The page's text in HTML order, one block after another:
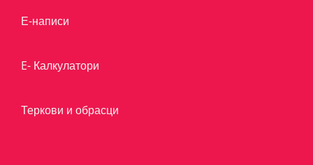
Е-написи
E- Калкулатори
Теркови и обрасци